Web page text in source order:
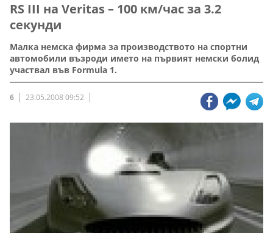
RS III на Veritas – 100 км/час за 3.2
секунди
Малка немска фирма за производството на спортни
автомобили възроди името на първият немски болид
участвал във Formula 1.
6 23.05.2008 09:52